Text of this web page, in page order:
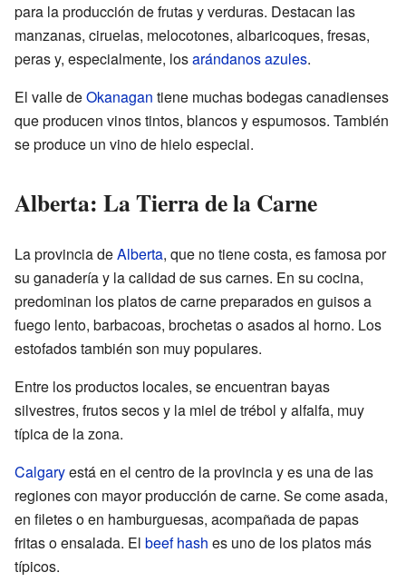
para la producción de frutas y verduras. Destacan las
manzanas, ciruelas, melocotones, albaricoques, fresas,
peras y, especialmente, losarándanos azules.
El valle deOkanagan tiene muchas bodegas canadienses
que producen vinos tintos, blancos y espumosos. También
se produce un vino de hielo especial.
Alberta: La Tierra de la Carne
La provincia deAlberta, que no tiene costa, es famosa por
su ganadería y la calidad de sus carnes. En su cocina,
predominan los platos de carne preparados en guisos a
fuego lento, barbacoas, brochetas o asados al horno. Los
estofados también son muy populares.
Entre los productos locales, se encuentran bayas
silvestres, frutos secos y la miel de trébol y alfalfa, muy
típica de la zona.
Calgaryestá en el centro de la provincia y es una de las
regiones con mayor producción de carne. Se come asada,
en filetes o en hamburguesas, acompañada de papas
fritas o ensalada. El beef hash es uno de los platos más
típicos.